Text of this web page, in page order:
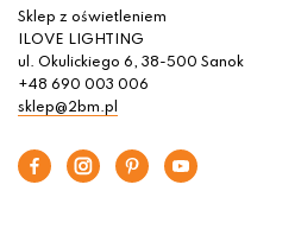
Sklep z oświetleniem
ILOVE LIGHTING
ul. Okulickiego 6, 38-500 Sanok
+48 690 003 006
sklep@2bm.pl